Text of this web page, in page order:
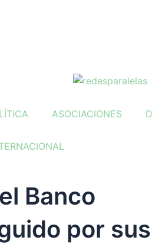
ASOCIACIONES
Banco
por sus